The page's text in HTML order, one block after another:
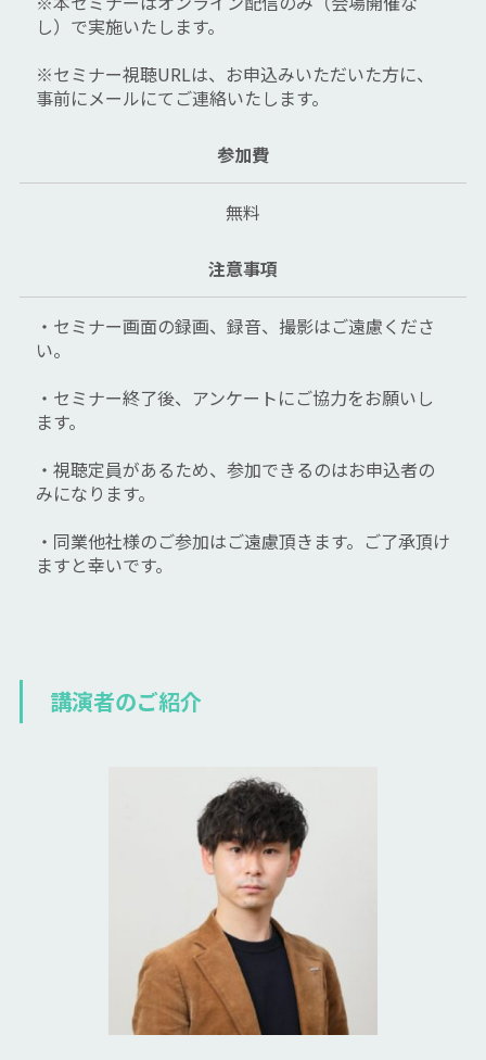
し）で実施いたします。
※セミナー視聴URLは、お申込みいただいた方に、
事前にメールにてご連絡いたします。
参加費
無料
注意事項
・セミナー画面の録画、録音、撮影はご遠慮くださ
い。
・セミナー終了後、アンケートにご協力をお願いし
ます。
・視聴定員があるため、参加できるのはお申込者の
みになります。
・同業他社様のご参加はご遠慮頂きます。ご了承頂け
ますと幸いです。
講演者のご紹介